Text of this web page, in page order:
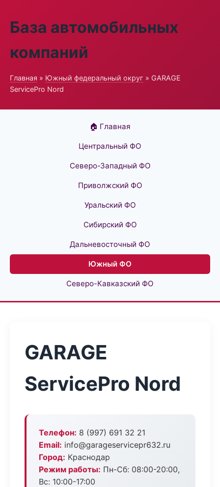
База автомобильных
компаний
Главная » Южный федеральный округ » GARAGE
ServicePro Nord
🏠 Главная
Центральный ФО
Северо-Западный ФО
Приволжский ФО
Уральский ФО
Сибирский ФО
Дальневосточный ФО
Южный ФО
Северо-Кавказский ФО
GARAGE
ServicePro Nord
Телефон: 8 (997) 691 32 21
Email: info@garageservicepr632.ru
Город: Краснодар
Режим работы: Пн-Сб: 08:00-20:00,
Вс: 10:00-17:00